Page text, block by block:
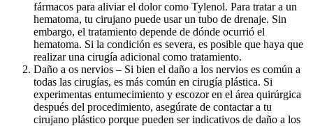
fármacos para aliviar el dolor como Tylenol. Para tratar a un
hematoma, tu cirujano puede usar un tubo de drenaje. Sin
embargo, el tratamiento depende de dónde ocurrió el
hematoma. Si la condición es severa, es posible que haya que
realizar una cirugía adicional como tratamiento.
Daño a os nervios – Si bien el daño a los nervios es común a
todas las cirugías, es más común en cirugía plástica. Si
experimentas entumecimiento y escozor en el área quirúrgica
después del procedimiento, asegúrate de contactar a tu
cirujano plástico porque pueden ser indicativos de daño a los